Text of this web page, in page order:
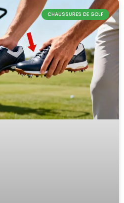
CHAUSSURES DE GOLF